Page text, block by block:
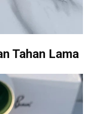
Tahan Lama